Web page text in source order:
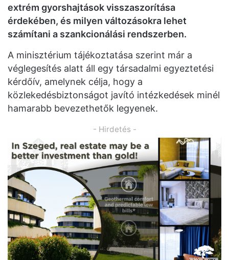
extrém gyorshajtások visszaszorítása
érdekében, és milyen változásokra lehet
számítani a szankcionálási rendszerben.
A minisztérium tájékoztatása szerint már a
véglegesítés alatt áll egy társadalmi egyeztetési
kérdőív, amelynek célja, hogy a
közlekedésbiztonságot javító intézkedések minél
hamarabb bevezethetők legyenek.
- Hirdetés -